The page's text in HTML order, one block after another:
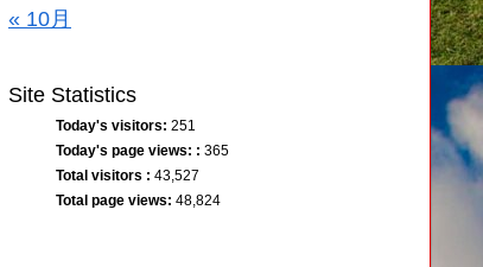
« 10月
Site Statistics
Today's visitors: 251
Today's page views: : 365
Total visitors : 43,527
Total page views: 48,824